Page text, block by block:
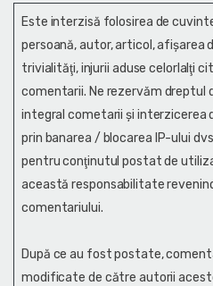
Este interzisă folosirea de
persoană, autor, articol, afişarea
trivialităţi, injurii aduse celorlalţi
comentarii. Ne rezervăm dreptul
integral cometarii și interzicerea
prin banarea / blocarea IP-ului
pentru conţinutul postat de
această responsabilitate
comentariului.
După ce au fost postate,
modificate de către autorii